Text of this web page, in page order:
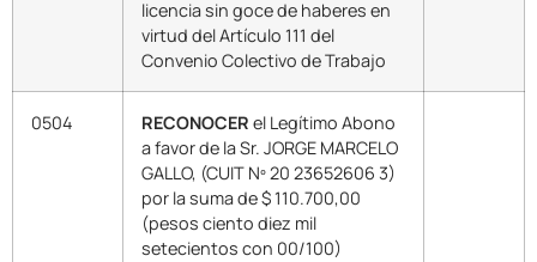
licencia sin goce de haberes en
virtud del Artículo 111 del
Convenio Colectivo de Trabajo
0504 RECONOCER el Legítimo Abono
a favor de la Sr. JORGE MARCELO
GALLO, (CUIT Nº 20 23652606 3)
por la suma de $ 110.700,00
(pesos ciento diez mil
setecientos con 00/100)